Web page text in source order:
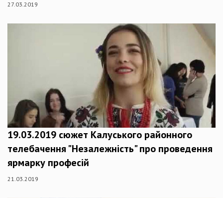
27.03.2019
19.03.2019 сюжет Калуського районного
телебачення "Незалежність" про проведення
ярмарку професій
21.03.2019